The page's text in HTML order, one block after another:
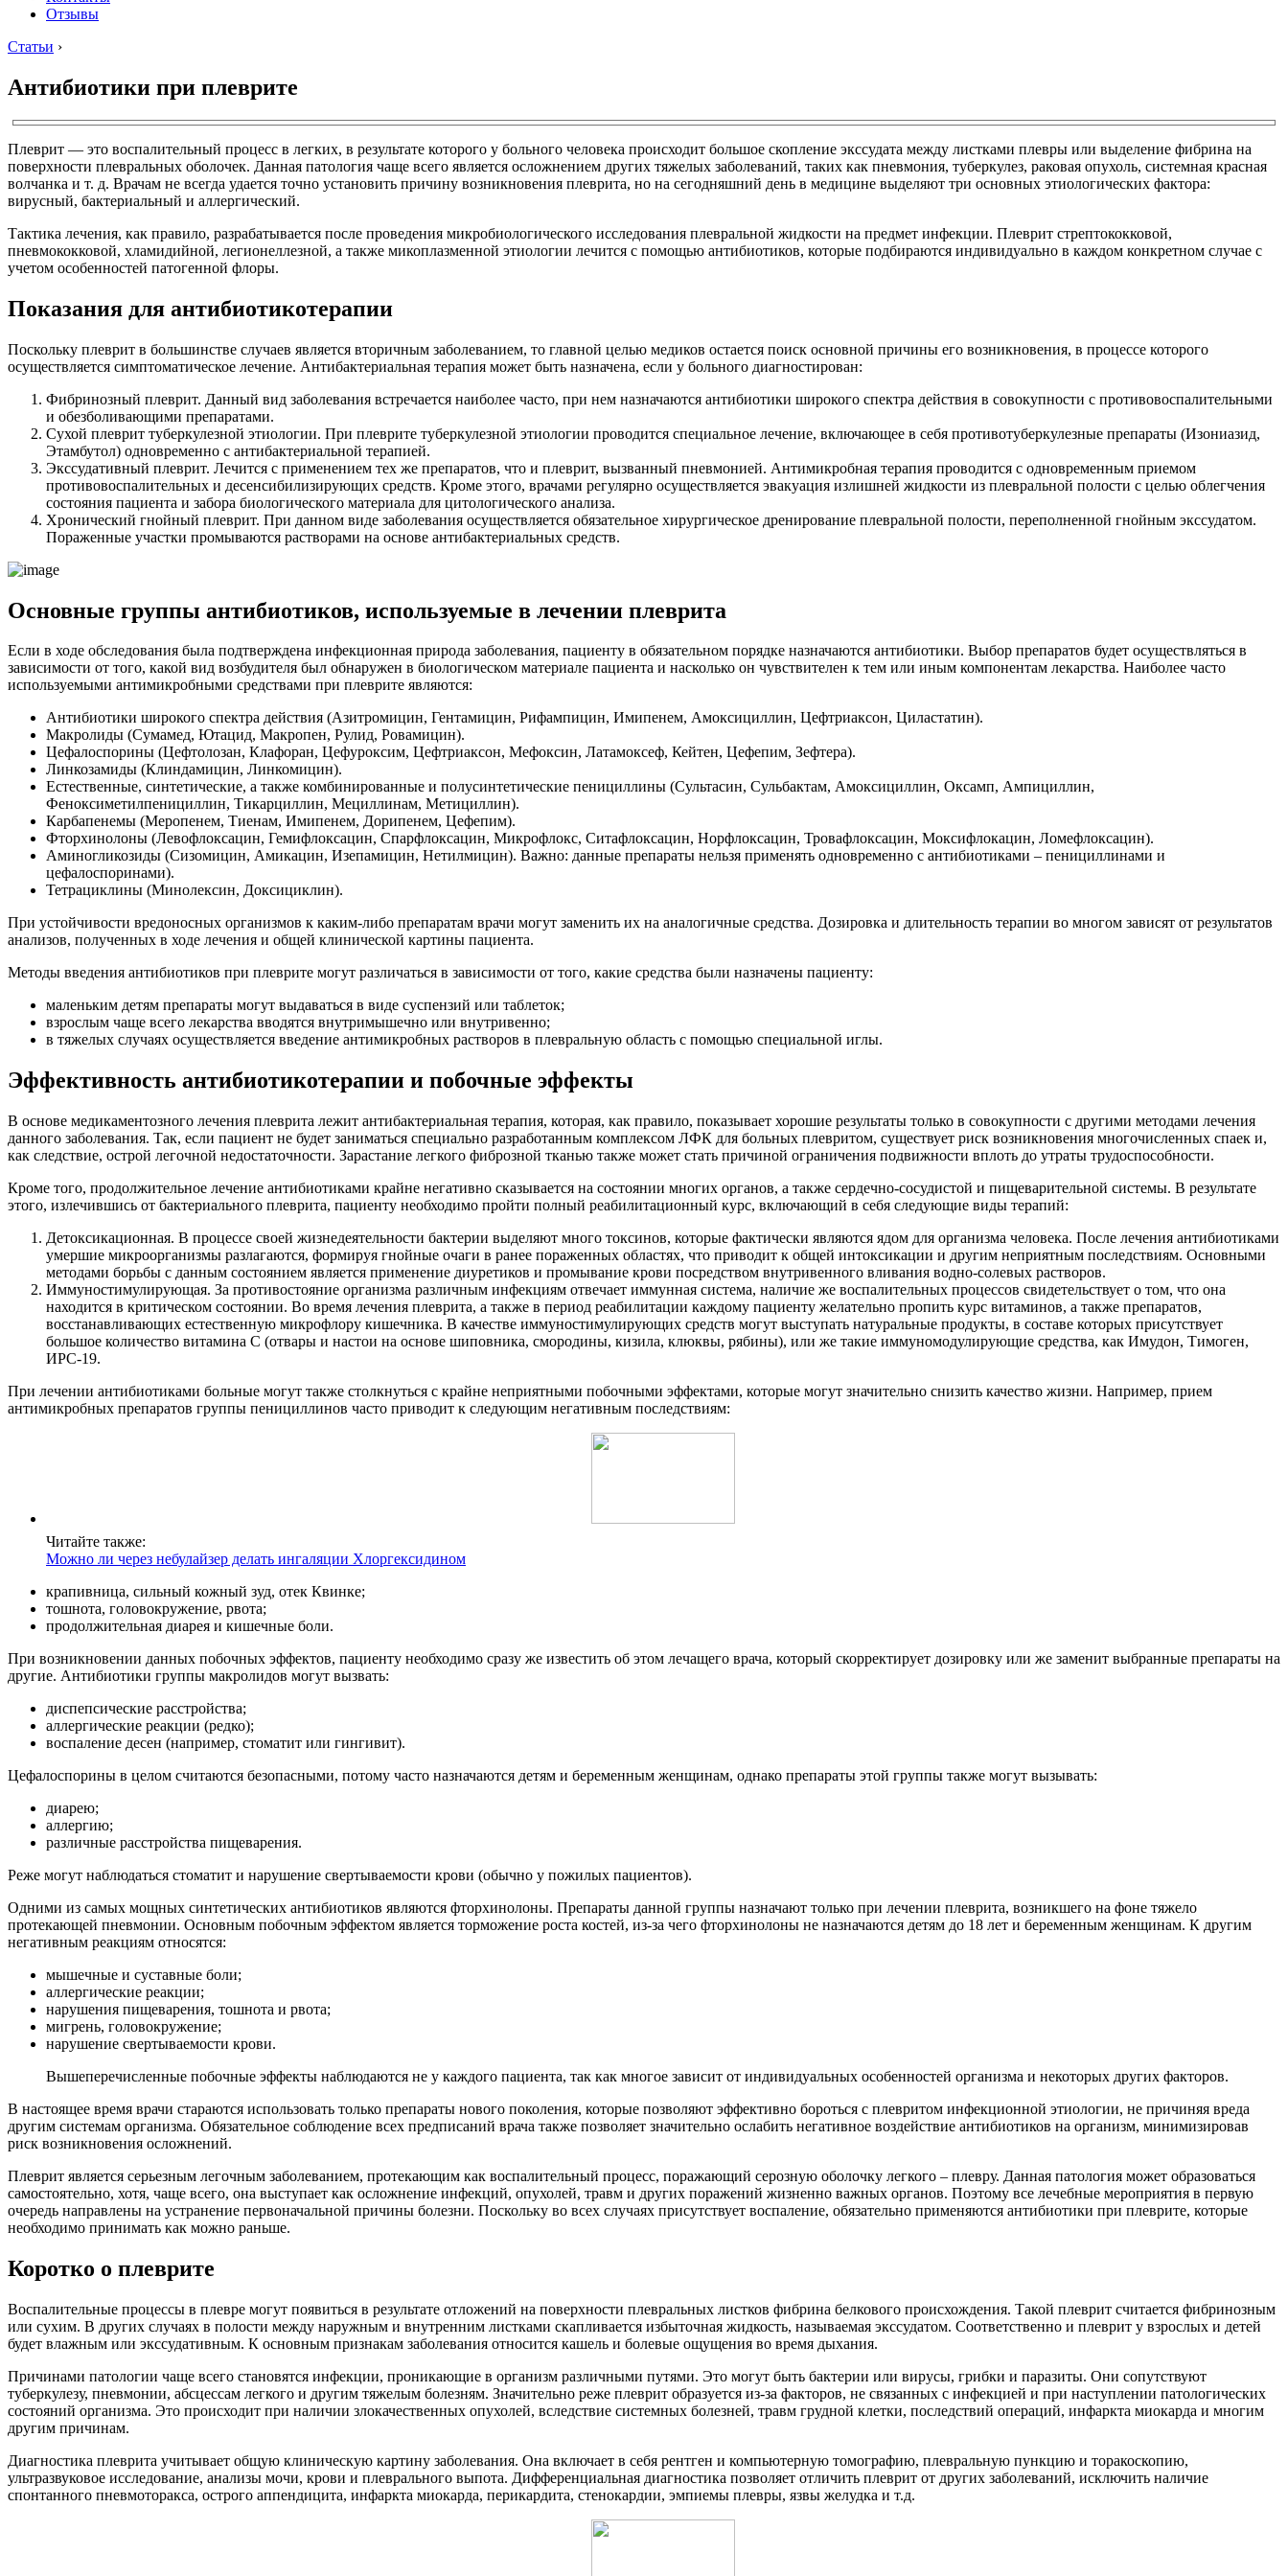
Отзывы
Статьи ›
Антибиотики при плеврите
Плеврит — это воспалительный процесс в легких, в результате которого у больного человека происходит большое скопление экссудата между листками плевры или выделение фибрина на
поверхности плевральных оболочек. Данная патология чаще всего является осложнением других тяжелых заболеваний, таких как пневмония, туберкулез, раковая опухоль, системная красная
волчанка и т. д. Врачам не всегда удается точно установить причину возникновения плеврита, но на сегодняшний день в медицине выделяют три основных этиологических фактора:
вирусный, бактериальный и аллергический.
Тактика лечения, как правило, разрабатывается после проведения микробиологического исследования плевральной жидкости на предмет инфекции. Плеврит стрептококковой,
пневмококковой, хламидийной, легионеллезной, а также микоплазменной этиологии лечится с помощью антибиотиков, которые подбираются индивидуально в каждом конкретном случае с
учетом особенностей патогенной флоры.
Показания для антибиотикотерапии
Поскольку плеврит в большинстве случаев является вторичным заболеванием, то главной целью медиков остается поиск основной причины его возникновения, в процессе которого
осуществляется симптоматическое лечение. Антибактериальная терапия может быть назначена, если у больного диагностирован:
Фибринозный плеврит. Данный вид заболевания встречается наиболее часто, при нем назначаются антибиотики широкого спектра действия в совокупности с противовоспалительными
и обезболивающими препаратами.
Сухой плеврит туберкулезной этиологии. При плеврите туберкулезной этиологии проводится специальное лечение, включающее в себя противотуберкулезные препараты (Изониазид,
Этамбутол) одновременно с антибактериальной терапией.
Экссудативный плеврит. Лечится с применением тех же препаратов, что и плеврит, вызванный пневмонией. Антимикробная терапия проводится с одновременным приемом
противовоспалительных и десенсибилизирующих средств. Кроме этого, врачами регулярно осуществляется эвакуация излишней жидкости из плевральной полости с целью облегчения
состояния пациента и забора биологического материала для цитологического анализа.
Хронический гнойный плеврит. При данном виде заболевания осуществляется обязательное хирургическое дренирование плевральной полости, переполненной гнойным экссудатом.
Пораженные участки промываются растворами на основе антибактериальных средств.
Основные группы антибиотиков, используемые в лечении плеврита
Если в ходе обследования была подтверждена инфекционная природа заболевания, пациенту в обязательном порядке назначаются антибиотики. Выбор препаратов будет осуществляться в
зависимости от того, какой вид возбудителя был обнаружен в биологическом материале пациента и насколько он чувствителен к тем или иным компонентам лекарства. Наиболее часто
используемыми антимикробными средствами при плеврите являются:
Антибиотики широкого спектра действия (Азитромицин, Гентамицин, Рифампицин, Имипенем, Амоксициллин, Цефтриаксон, Циластатин).
Макролиды (Сумамед, Ютацид, Макропен, Рулид, Ровамицин).
Цефалоспорины (Цефтолозан, Клафоран, Цефуроксим, Цефтриаксон, Мефоксин, Латамоксеф, Кейтен, Цефепим, Зефтера).
Линкозамиды (Клиндамицин, Линкомицин).
Естественные, синтетические, а также комбинированные и полусинтетические пенициллины (Сультасин, Сульбактам, Амоксициллин, Оксамп, Ампициллин,
Феноксиметилпенициллин, Тикарциллин, Мециллинам, Метициллин).
Карбапенемы (Меропенем, Тиенам, Имипенем, Дорипенем, Цефепим).
Фторхинолоны (Левофлоксацин, Гемифлоксацин, Спарфлоксацин, Микрофлокс, Ситафлоксацин, Норфлоксацин, Тровафлоксацин, Моксифлокацин, Ломефлоксацин).
Аминогликозиды (Сизомицин, Амикацин, Изепамицин, Нетилмицин). Важно: данные препараты нельзя применять одновременно с антибиотиками – пенициллинами и
цефалоспоринами).
Тетрациклины (Минолексин, Доксициклин).
При устойчивости вредоносных организмов к каким-либо препаратам врачи могут заменить их на аналогичные средства. Дозировка и длительность терапии во многом зависят от результатов
анализов, полученных в ходе лечения и общей клинической картины пациента.
Методы введения антибиотиков при плеврите могут различаться в зависимости от того, какие средства были назначены пациенту:
маленьким детям препараты могут выдаваться в виде суспензий или таблеток;
взрослым чаще всего лекарства вводятся внутримышечно или внутривенно;
в тяжелых случаях осуществляется введение антимикробных растворов в плевральную область с помощью специальной иглы.
Эффективность антибиотикотерапии и побочные эффекты
В основе медикаментозного лечения плеврита лежит антибактериальная терапия, которая, как правило, показывает хорошие результаты только в совокупности с другими методами лечения
данного заболевания. Так, если пациент не будет заниматься специально разработанным комплексом ЛФК для больных плевритом, существует риск возникновения многочисленных спаек и,
как следствие, острой легочной недостаточности. Зарастание легкого фиброзной тканью также может стать причиной ограничения подвижности вплоть до утраты трудоспособности.
Кроме того, продолжительное лечение антибиотиками крайне негативно сказывается на состоянии многих органов, а также сердечно-сосудистой и пищеварительной системы. В результате
этого, излечившись от бактериального плеврита, пациенту необходимо пройти полный реабилитационный курс, включающий в себя следующие виды терапий:
Детоксикационная. В процессе своей жизнедеятельности бактерии выделяют много токсинов, которые фактически являются ядом для организма человека. После лечения антибиотиками
умершие микроорганизмы разлагаются, формируя гнойные очаги в ранее пораженных областях, что приводит к общей интоксикации и другим неприятным последствиям. Основными
методами борьбы с данным состоянием является применение диуретиков и промывание крови посредством внутривенного вливания водно-солевых растворов.
Иммуностимулирующая. За противостояние организма различным инфекциям отвечает иммунная система, наличие же воспалительных процессов свидетельствует о том, что она
находится в критическом состоянии. Во время лечения плеврита, а также в период реабилитации каждому пациенту желательно пропить курс витаминов, а также препаратов,
восстанавливающих естественную микрофлору кишечника. В качестве иммуностимулирующих средств могут выступать натуральные продукты, в составе которых присутствует
большое количество витамина С (отвары и настои на основе шиповника, смородины, кизила, клюквы, рябины), или же такие иммуномодулирующие средства, как Имудон, Тимоген,
ИРС-19.
При лечении антибиотиками больные могут также столкнуться с крайне неприятными побочными эффектами, которые могут значительно снизить качество жизни. Например, прием
антимикробных препаратов группы пенициллинов часто приводит к следующим негативным последствиям:
Читайте также:
Можно ли через небулайзер делать ингаляции Хлоргексидином
крапивница, сильный кожный зуд, отек Квинке;
тошнота, головокружение, рвота;
продолжительная диарея и кишечные боли.
При возникновении данных побочных эффектов, пациенту необходимо сразу же известить об этом лечащего врача, который скорректирует дозировку или же заменит выбранные препараты на
другие. Антибиотики группы макролидов могут вызвать:
диспепсические расстройства;
аллергические реакции (редко);
воспаление десен (например, стоматит или гингивит).
Цефалоспорины в целом считаются безопасными, потому часто назначаются детям и беременным женщинам, однако препараты этой группы также могут вызывать:
диарею;
аллергию;
различные расстройства пищеварения.
Реже могут наблюдаться стоматит и нарушение свертываемости крови (обычно у пожилых пациентов).
Одними из самых мощных синтетических антибиотиков являются фторхинолоны. Препараты данной группы назначают только при лечении плеврита, возникшего на фоне тяжело
протекающей пневмонии. Основным побочным эффектом является торможение роста костей, из-за чего фторхинолоны не назначаются детям до 18 лет и беременным женщинам. К другим
негативным реакциям относятся:
мышечные и суставные боли;
аллергические реакции;
нарушения пищеварения, тошнота и рвота;
мигрень, головокружение;
нарушение свертываемости крови.
Вышеперечисленные побочные эффекты наблюдаются не у каждого пациента, так как многое зависит от индивидуальных особенностей организма и некоторых других факторов.
В настоящее время врачи стараются использовать только препараты нового поколения, которые позволяют эффективно бороться с плевритом инфекционной этиологии, не причиняя вреда
другим системам организма. Обязательное соблюдение всех предписаний врача также позволяет значительно ослабить негативное воздействие антибиотиков на организм, минимизировав
риск возникновения осложнений.
Плеврит является серьезным легочным заболеванием, протекающим как воспалительный процесс, поражающий серозную оболочку легкого – плевру. Данная патология может образоваться
самостоятельно, хотя, чаще всего, она выступает как осложнение инфекций, опухолей, травм и других поражений жизненно важных органов. Поэтому все лечебные мероприятия в первую
очередь направлены на устранение первоначальной причины болезни. Поскольку во всех случаях присутствует воспаление, обязательно применяются антибиотики при плеврите, которые
необходимо принимать как можно раньше.
Коротко о плеврите
Воспалительные процессы в плевре могут появиться в результате отложений на поверхности плевральных листков фибрина белкового происхождения. Такой плеврит считается фибринозным
или сухим. В других случаях в полости между наружным и внутренним листками скапливается избыточная жидкость, называемая экссудатом. Соответственно и плеврит у взрослых и детей
будет влажным или экссудативным. К основным признакам заболевания относится кашель и болевые ощущения во время дыхания.
Причинами патологии чаще всего становятся инфекции, проникающие в организм различными путями. Это могут быть бактерии или вирусы, грибки и паразиты. Они сопутствуют
туберкулезу, пневмонии, абсцессам легкого и другим тяжелым болезням. Значительно реже плеврит образуется из-за факторов, не связанных с инфекцией и при наступлении патологических
состояний организма. Это происходит при наличии злокачественных опухолей, вследствие системных болезней, травм грудной клетки, последствий операций, инфаркта миокарда и многим
другим причинам.
Диагностика плеврита учитывает общую клиническую картину заболевания. Она включает в себя рентген и компьютерную томографию, плевральную пункцию и торакоскопию,
ультразвуковое исследование, анализы мочи, крови и плеврального выпота. Дифференциальная диагностика позволяет отличить плеврит от других заболеваний, исключить наличие
спонтанного пневмоторакса, острого аппендицита, инфаркта миокарда, перикардита, стенокардии, эмпиемы плевры, язвы желудка и т.д.